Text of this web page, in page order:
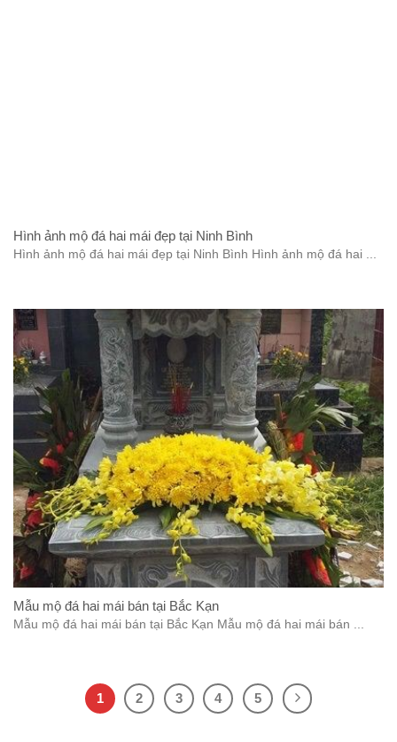
Hình ảnh mộ đá hai mái đẹp tại Ninh Bình
Hình ảnh mộ đá hai mái đẹp tại Ninh Bình Hình ảnh mộ đá hai ...
Mẫu mộ đá hai mái bán tại Bắc Kạn
Mẫu mộ đá hai mái bán tại Bắc Kạn Mẫu mộ đá hai mái bán ...
1 2 3 4 5